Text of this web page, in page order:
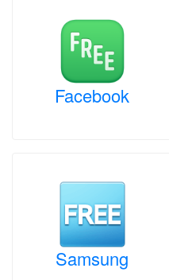
Facebook
Samsung